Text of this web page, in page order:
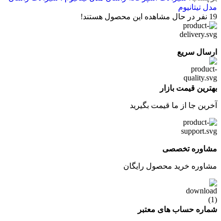
مدل تیتانیوم
19 نفر در حال مشاهده این محصول هستند!
ارسال سریع
بهترین قیمت بازار
آخرین جا از ما قیمت بگیرید
مشاوره تخصصی
مشاوره خرید محصول رایگان
شماره حساب های معتبر